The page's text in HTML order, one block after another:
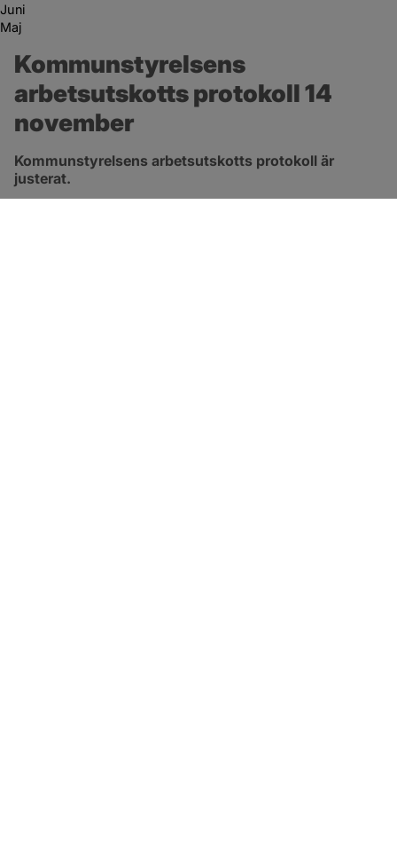
Juni
Maj
Kommunstyrelsens
arbetsutskotts protokoll 14
november
Kommunstyrelsens arbetsutskotts protokoll är
justerat.